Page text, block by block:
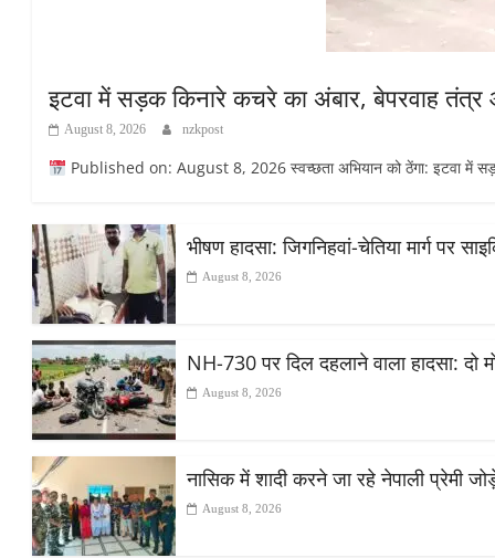
इटवा में सड़क किनारे कचरे का अंबार, बेपरवाह
August 8, 2026 nzkpost
Published on: August 8, 2026 स्वच्छता अभियान को ठेंगा: इटवा में
भीषण हादसा: जिगनिहवां-चेतिया मार्ग
August 8, 2026
NH-730 पर दिल दहलाने वाला हादसा: दो
August 8, 2026
नासिक में शादी करने जा रहे नेपाली प्रेमी
August 8, 2026